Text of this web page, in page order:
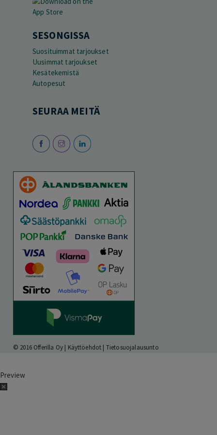
SESONGISSA
Suosituimmat tarjoukset
Uusimmat tarjoukset
Kesätekemistä
Autopesut
SEURAA MEITÄ
© 2016 Offerilla Oy | Käyttöehdot | Tietosuojalausunto
Preview